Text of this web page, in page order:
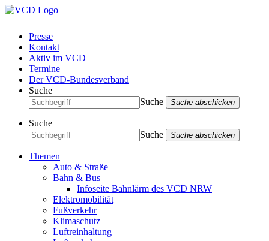
Presse
Kontakt
Aktiv im VCD
Termine
Der VCD-Bundesverband
Suche
Suche
Suche abschicken
Suche
Suche
Suche abschicken
Themen
Auto & Straße
Bahn & Bus
Infoseite Bahnlärm des VCD NRW
Elektromobilität
Fußverkehr
Klimaschutz
Luftreinhaltung